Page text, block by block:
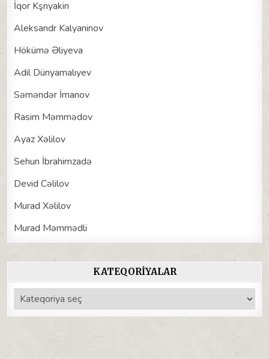
İqor Kşnyakin
Aleksandr Kalyaninov
Hökümə Əliyeva
Adil Dünyamalıyev
Səməndər İmanov
Rasim Məmmədov
Ayaz Xəlilov
Sehun İbrahimzadə
Devid Cəlilov
Murad Xəlilov
Murad Məmmədli
KATEQORIYALAR
Kateqoriyalar